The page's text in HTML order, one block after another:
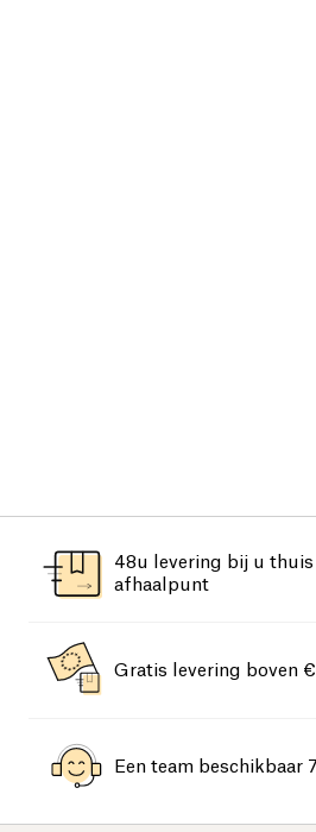
48u levering bij u
afhaalpunt
Gratis levering boven
Een team beschikbaar